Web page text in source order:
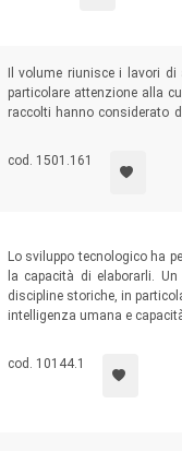
Il volume riunisce i lavori
particolare attenzione alla
raccolti hanno considerato
Parigi, Padova e Vienna
medievali delle istituzioni
cod. 1501.161
Lo sviluppo tecnologico ha
la capacità di elaborarli.
discipline storiche, in
intelligenza umana e
cod. 10144.1